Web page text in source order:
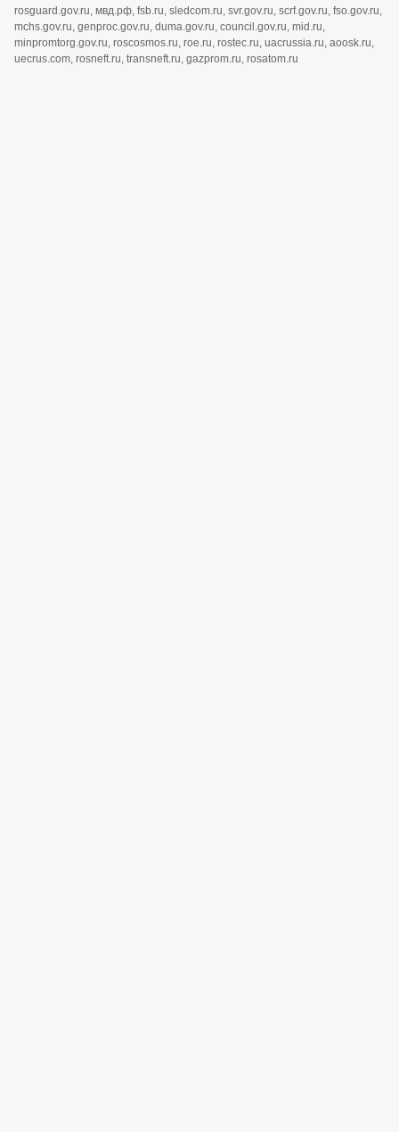
rosguard.gov.ru, мвд.рф, fsb.ru, sledcom.ru, svr.gov.ru, scrf.gov.ru, fso.gov.ru,
mchs.gov.ru, genproc.gov.ru, duma.gov.ru, council.gov.ru, mid.ru,
minpromtorg.gov.ru, roscosmos.ru, roe.ru, rostec.ru, uacrussia.ru, aoosk.ru,
uecrus.com, rosneft.ru, transneft.ru, gazprom.ru, rosatom.ru